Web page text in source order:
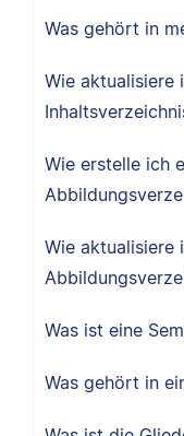
Was gehört in
Wie aktualisiere
Wie erstelle ich
Wie aktualisiere
Was ist eine
Was gehört in